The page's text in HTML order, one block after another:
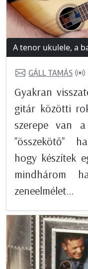
A tenor ukulele, a
GÁLL TAMÁS
Gyakran
gitár közötti
szerepe van
"összekötő"
hogy készítek
mindhárom
zeneelmélet...